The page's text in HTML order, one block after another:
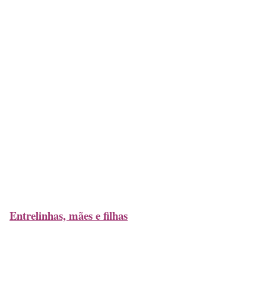
Entrelinhas, mães e filhas